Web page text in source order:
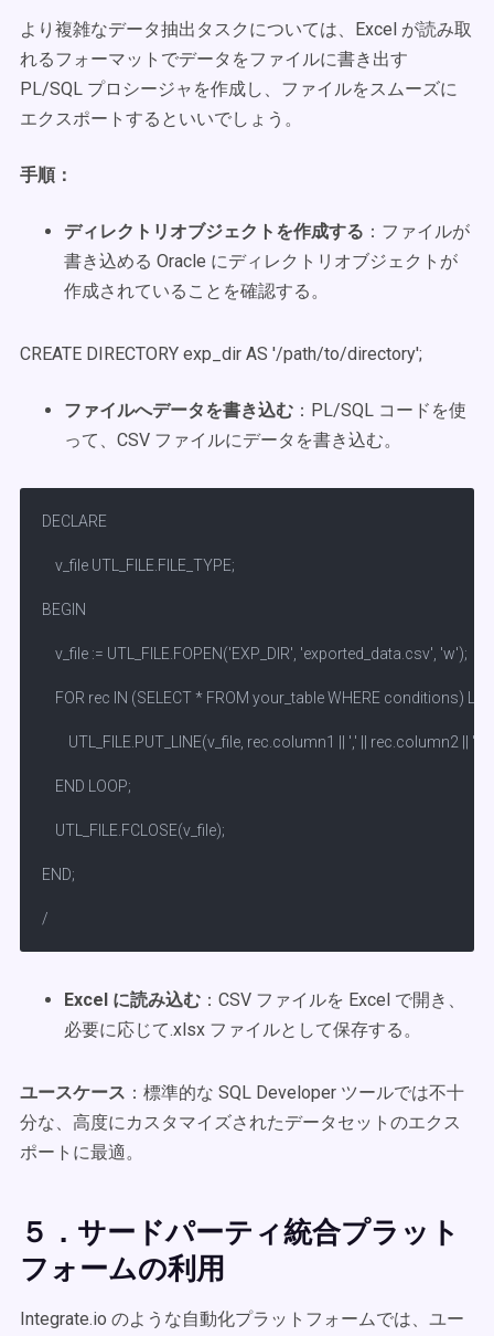
より複雑なデータ抽出タスクについては、Excel が読み取
れるフォーマットでデータをファイルに書き出す
PL/SQL プロシージャを作成し、ファイルをスムーズに
エクスポートするといいでしょう。
手順：
ディレクトリオブジェクトを作成する ：ファイルが
書き込める Oracle にディレクトリオブジェクトが
作成されていることを確認する。
CREATE DIRECTORY exp_dir AS '/path/to/directory';
ファイルへデータを書き込む ：PL/SQL コードを使
って、CSV ファイルにデータを書き込む。
DECLARE
    v_file UTL_FILE.FILE_TYPE;
BEGIN
    v_file := UTL_FILE.FOPEN('EXP_DIR', 'exported_data.csv', 'w');
FOR rec IN (SELECT * FROM your_table WHERE conditions)
UTL_FILE.PUT_LINE(v_file, rec.column1 || ',' || rec.column2 ||
    END LOOP;
    UTL_FILE.FCLOSE(v_file);
END;
/
Excel に読み込む ：CSV ファイルを Excel で開き、
必要に応じて.xlsx ファイルとして保存する。
ユースケース ：標準的な SQL Developer ツールでは不十
分な、高度にカスタマイズされたデータセットのエクス
ポートに最適。
５．サードパーティ統合プラット
フォームの利用
Integrate.io のような自動化プラットフォームでは、ユー